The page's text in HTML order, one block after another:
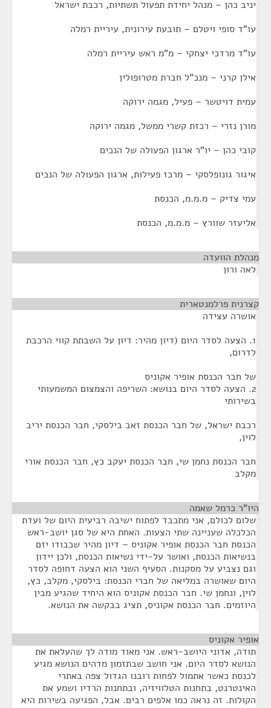
יניב כהן – מנהל יחידת תפעול תשתיות, רכבת ישראל
עו"ד סופי ויטלם – תובעת עירונית, עיריית רמלה
עו"ד מרדכי יצחקי – מ"מ ראש עיריית רמלה
אילן קרני – מנכ"ל חברת מטרופולין
עמית דויטשר – פעיל, מגמה ירוקה
מורן נזרי – רכזת קשרי ממשל, מגמה ירוקה
קובי כהן – יו"ר ארגון הפעולה של הנכים
איגור גונופלסקי – מרכז פעילות, ארגון הפעולה של הנכים
עמי צדיק – מ.מ.מ, הכנסת
אליעזר שוורץ – מ.מ.מ, הכנסת
מנהלת הוועדה
לאה ורון
קצרנית פרלמנטארית
אושרה עצידה
1. הצעה לסדר היום (דיון מהיר: דיון על השבתת קווי הרכבת
לדרום,
של חבר הכנסת אופיר אקוניס
2. הצעה לסדר היום בנושא: השריפה והצמצום המשמעותי
בשירותי
רכבת ישראל, של חבר הכנסת זאב בילסקי, חבר הכנסת יריב
לוין,
חבר הכנסת נחמן שי, חבר הכנסת יעקב כץ, חבר הכנסת אורי
מקלב
היו"ר כרמל שאמה
שלום לכולם, אני מתכבד לפתוח ישיבה רביעית היום של ועדת
הכלכלה שעניינה שתי הצעות. האחת היא של סגן יושב-ראש
הכנסת חבר הכנסת אופיר אקוניס – דיון מהיר שכבודו יזם
בנשיאות הכנסת, ואושר על-ידי נשיאות הכנסת, ולכן יידון
וגם נצביע על מסקנות. הסעיף השני הוא הצעה דחופה לסדר
היום שאושרה במליאה של חברי הכנסת: בילסקי, מקלב, כץ,
לוין, ונחמן שי. חבר הכנסת אקוניס הוא היחיד שהגיע מבין
היוזמים. חבר הכנסת אקוניס, תציג בבקשה את הנושא.
אופיר אקוניס
תודה, אדוני היושב-ראש. אני מאוד מודה לך שהעלאת את
הנושא לסדר היום. אני חושב שבתזמון מדהים הנושא מגיע
לכנסת כאשר אתמול לפחות רובנו הגדול צפה באתרי
האינטרנט, בתחנות הטלוויזיה, ובתחנות הרדיו ושמע את
הקולות. זה נראה כמו אלפים רבים. אבל, הפגיעה בשירות היא